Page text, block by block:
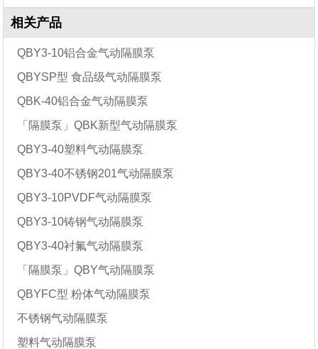
相关产品
QBY3-10铝合金气动隔膜泵
QBYSP型 食品级气动隔膜泵
QBK-40铝合金气动隔膜泵
「隔膜泵」QBK新型气动隔膜泵
QBY3-40塑料气动隔膜泵
QBY3-40不锈钢201气动隔膜泵
QBY3-10PVDF气动隔膜泵
QBY3-10铸钢气动隔膜泵
QBY3-40衬氟气动隔膜泵
「隔膜泵」QBY气动隔膜泵
QBYFC型 粉体气动隔膜泵
不锈钢气动隔膜泵
塑料气动隔膜泵